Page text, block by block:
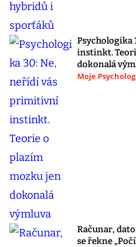
instinkt.
dokonalá
Moje
Računar,
se řekne